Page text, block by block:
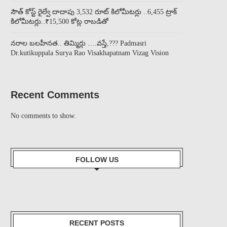
సౌత్ కోస్ట్ రైల్వే దాదాపు 3,532 రూట్ కిలోమీటర్లు ..6,455 ట్రాక్
కిలోమీటర్లు..₹15,500 కోట్ల రాబడితో
నరాల బలహీనత.. తిమ్మిర్లు ….వస్తే,??? Padmasri
Dr.kutikuppala Surya Rao Visakhapatnam Vizag Vision
Recent Comments
No comments to show.
FOLLOW US
RECENT POSTS